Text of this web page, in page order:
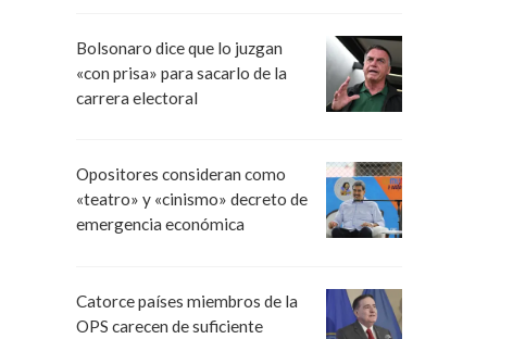
Bolsonaro dice que lo juzgan
«con prisa» para sacarlo de la
carrera electoral
Opositores consideran como
«teatro» y «cinismo» decreto de
emergencia económica
Catorce países miembros de la
OPS carecen de suficiente